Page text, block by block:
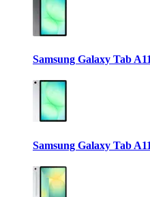
Samsung Galaxy Tab
Samsung Galaxy Tab